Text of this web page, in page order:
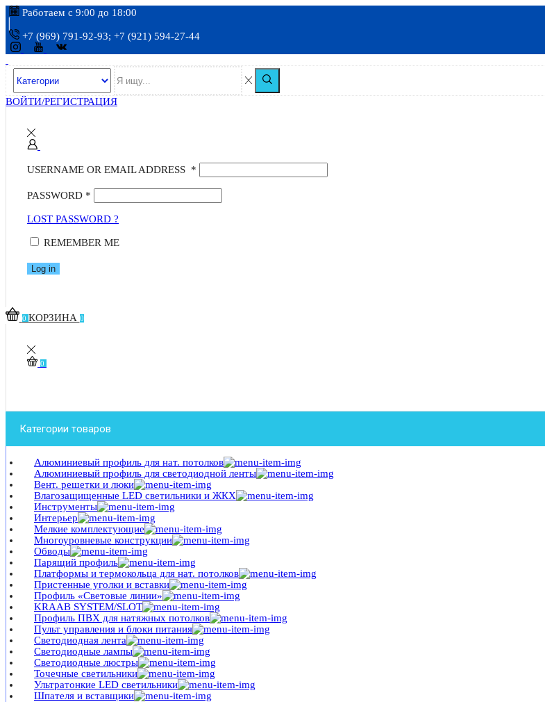
Работаем с 9:00 до 18:00
+7 (969) 791-92-93; +7 (921) 594-27-44
ВОЙТИ/РЕГИСТРАЦИЯ
USERNAME OR EMAIL ADDRESS *
PASSWORD *
LOST PASSWORD ?
REMEMBER ME
Log in
0 КОРЗИНА 0
0
Категории товаров
Алюминиевый профиль для нат. потолков
Алюминиевый профиль для светодиодной ленты
Вент. решетки и люки
Влагозащищенные LED светильники и ЖКХ
Инструменты
Интерьер
Мелкие комплектующие
Многоуровневые конструкции
Обводы
Парящий профиль
Платформы и термокольца для нат. потолков
Пристенные уголки и вставки
Профиль «Световые линии»
KRAAB SYSTEM/SLOT
Профиль ПВХ для натяжных потолков
Пульт управления и блоки питания
Светодиодная лента
Светодиодные лампы
Светодиодные люстры
Точечные светильники
Ультратонкие LED светильники
Шпателя и вставщики